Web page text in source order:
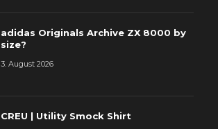
adidas Originals Archive ZX 8000 by
size?
3. August 2026
CREU | Utility Smock Shirt